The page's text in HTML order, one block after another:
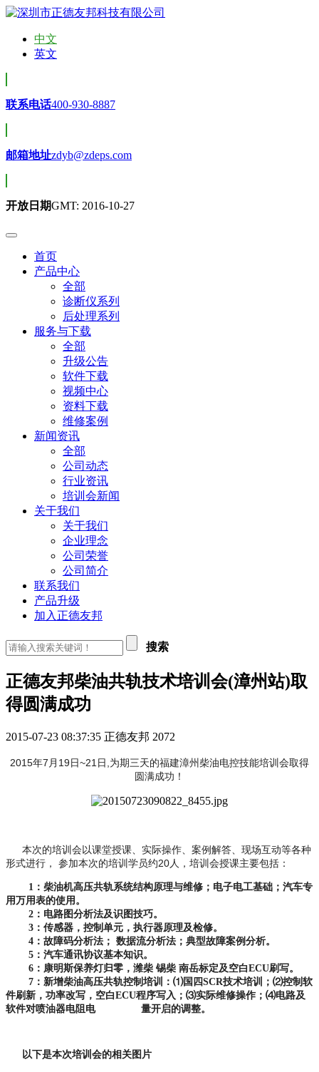
中文
英文
联系电话400-930-8887
邮箱地址zdyb@zdeps.com
开放日期GMT: 2016-10-27
首页
产品中心
全部
诊断仪系列
后处理系列
服务与下载
全部
升级公告
软件下载
视频中心
资料下载
维修案例
新闻资讯
全部
公司动态
行业资讯
培训会新闻
关于我们
关于我们
企业理念
公司荣誉
公司简介
联系我们
产品升级
加入正德友邦
搜索
正德友邦柴油共轨技术培训会(漳州站)取
得圆满成功
2015-07-23 08:37:35 正德友邦 2072
2015年7月19日~21日,为期三天的福建漳州柴油电控技能培训会取得
圆满成功！
本次的培训会以课堂授课、实际操作、案例解答、现场互动等各种
形式进行， 参加本次的培训学员约20人，培训会授课主要包括：
1 ：柴油机高压共轨系统结构原理与维修；电子电工基础；汽车专
用万用表的使用。
2 ：电路图分析法及识图技巧。
3 ：传感器，控制单元，执行器原理及检修。
4 ：故障码分析法； 数据流分析法；典型故障案例分析。
5 ：汽车通讯协议基本知识。
6 ：康明斯保养灯归零，潍柴 锡柴 南岳标定及空白ECU刷写。
7 ：新增柴油高压共轨控制培训： ⑴国四SCR技术培训； ⑵控制软
件刷新，功率改写，空白ECU程序写入； ⑶实际维修操作； ⑷电路及
软件对喷油器电阻电 量开启的调整。
以下是本次培训会的相关图片